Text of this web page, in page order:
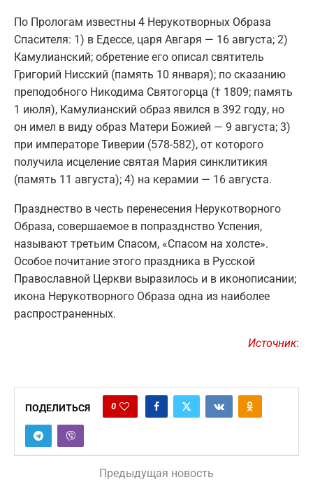
По Прологам известны 4 Нерукотворных Образа
Спасителя: 1) в Едессе, царя Авгаря — 16 августа; 2)
Камулианский; обретение его описал святитель
Григорий Нисский (память 10 января); по сказанию
преподобного Никодима Святогорца († 1809; память
1 июля), Камулианский образ явился в 392 году, но
он имел в виду образ Матери Божией — 9 августа; 3)
при императоре Тиверии (578-582), от которого
получила исцеление святая Мария синклитикия
(память 11 августа); 4) на керамии — 16 августа.
Празднество в честь перенесения Нерукотворного
Образа, совершаемое в попразднство Успения,
называют третьим Спасом, «Спасом на холсте».
Особое почитание этого праздника в Русской
Православной Церкви выразилось и в иконописании;
икона Нерукотворного Образа одна из наиболее
распространенных.
Источник:
ПОДЕЛИТЬСЯ 0
Предыдущая новость